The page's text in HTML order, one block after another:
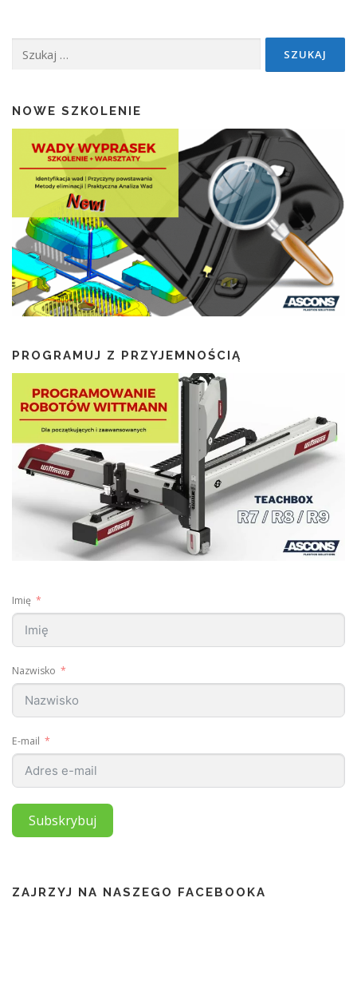
NOWE SZKOLENIE
PROGRAMUJ Z PRZYJEMNOŚCIĄ
Imię
Nazwisko
E-mail
Subskrybuj
ZAJRZYJ NA NASZEGO FACEBOOKA